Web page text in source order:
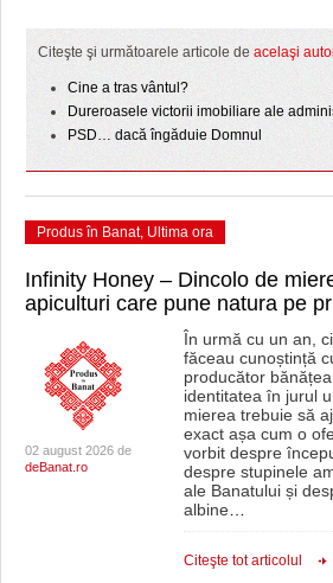
Citeşte şi următoarele articole de acelaşi
Cine a tras vântul?
Dureroasele victorii imobiliare ale
PSD… dacă îngăduie Domnul
Produs în Banat, Ultima ora
Infinity Honey – Dincolo de
apiculturi care pune natura pe
02 august 2026 de
deBanat.ro
În urmă cu un an,
făceau cunoștință
producător
identitatea în jurul
mierea trebuie să
exact așa cum o
vorbit despre
despre stupinele
ale Banatului și
albine…
Citeşte tot articolul